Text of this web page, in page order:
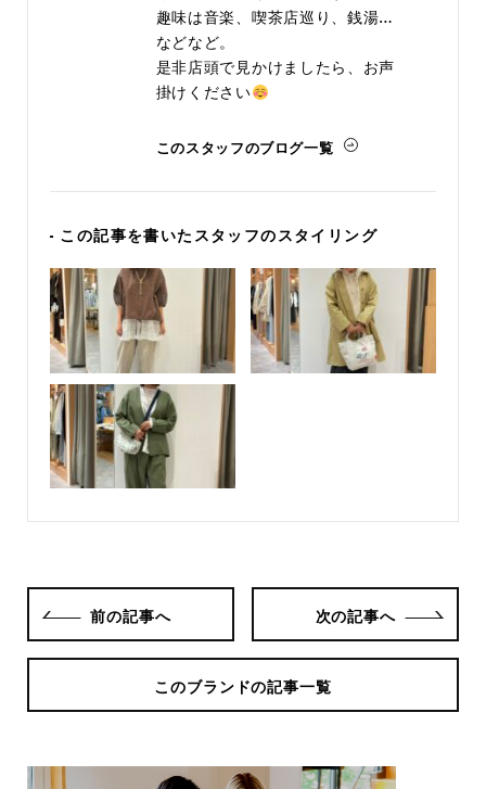
趣味は音楽、喫茶店巡り、銭湯…
などなど。
是非店頭で見かけましたら、お声
掛けください
このスタッフのブログ一覧
- この記事を書いたスタッフのスタイリング
前の記事へ 次の記事へ
このブランドの記事一覧